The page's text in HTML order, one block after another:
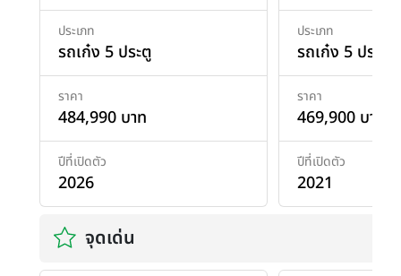
ประเภท
รถเก๋ง 5 ประตู
ราคา
484,990 บาท
ปีที่เปิดตัว
2026
ประเภท
รถเก๋ง 5 ประตู
ราคา
469,900 บาท
ปีที่เปิดตัว
2021
จุดเด่น